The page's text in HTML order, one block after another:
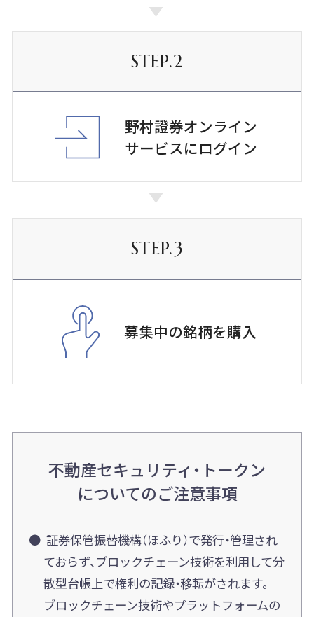
STEP.2
野村證券オンライン
サービスにログイン
STEP.3
募集中の銘柄を購入
不動産セキュリティ・トークン
についてのご注意事項
証券保管振替機構（ほふり）で発行・管理され
ておらず、ブロックチェーン技術を利用して分
散型台帳上で権利の記録・移転がされます。
ブロックチェーン技術やプラットフォームの